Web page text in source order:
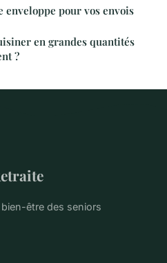
enveloppe pour vos envois
en grandes quantités
?
être des seniors